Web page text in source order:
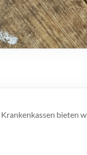
bieten